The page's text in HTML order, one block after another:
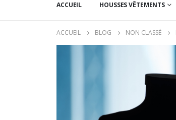
ACCUEIL HOUSSES VÊTEMENTS
ACCUEIL BLOG NON CLASSÉ